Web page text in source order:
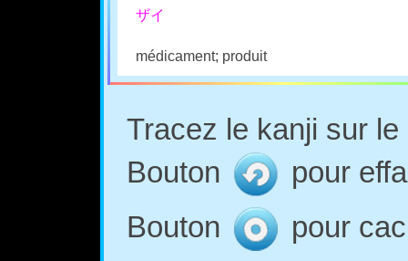
ザイ
médicament; produit
Tracez le kanji sur
Bouton
pour
Bouton
pour